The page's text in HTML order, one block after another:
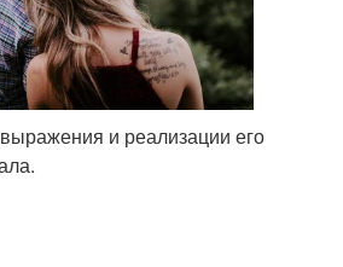
и реализации его